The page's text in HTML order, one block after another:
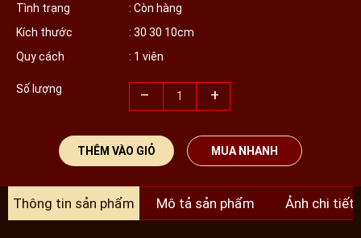
Tình trạng
: Còn hàng
Kích thước
: 30 30 10cm
Quy cách
: 1 viên
Số lượng – +
THÊM VÀO GIỎ MUA NHANH
Thông tin sản phẩm Mô tả sản phẩm Ảnh chi tiết